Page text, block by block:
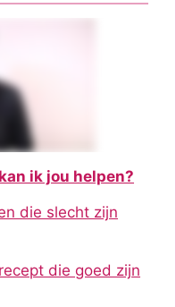
ik jou helpen?
die slecht zijn
die goed zijn